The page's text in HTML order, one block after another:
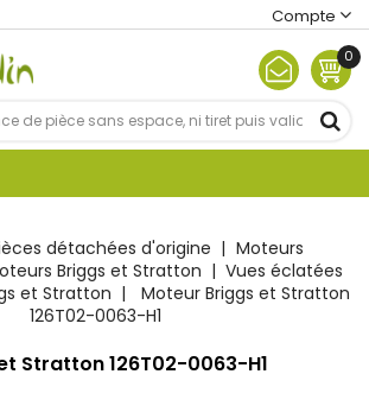
Compte
0
détachées d'origine
Moteurs
Briggs et Stratton
Vues éclatées
et Stratton
Moteur Briggs et Stratton
126T02-0063-H1
Stratton 126T02-0063-H1